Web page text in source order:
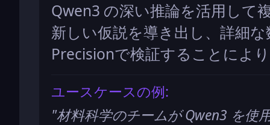
Qwen3 の深い推論を活用して
新しい仮説を導き出し、詳細
Precisionで検証することによ
ユースケースの例:
"材料科学のチームが Qwen3 を使